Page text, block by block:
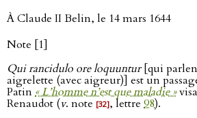
À Claude II Belin, le 14 mars 1644
Note [1]
Qui rancidulo ore loquuntur[qui
aigrelette (avec aigreur)] est un
Patin« L’homme n’est que maladie »
Renaudot (v. note [32], lettre 98).